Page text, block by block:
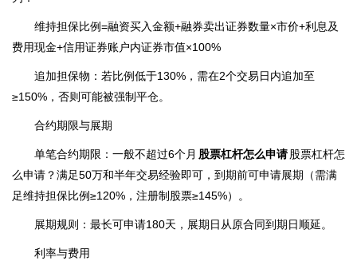
维持担保比例=融资买入金额+融券卖出证券数量×市价+利息及
费用现金+信用证券账户内证券市值​×100%
追加担保物：若比例低于130%，需在2个交易日内追加至
≥150%，否则可能被强制平仓。
合约期限与展期
单笔合约期限：一般不超过6个月 股票杠杆怎么申请股票杠杆怎
么申请？满足50万和半年交易经验即可，到期前可申请展期（需满
足维持担保比例≥120%，注册制股票≥145%）。
展期规则：最长可申请180天，展期日从原合同到期日顺延。
利率与费用